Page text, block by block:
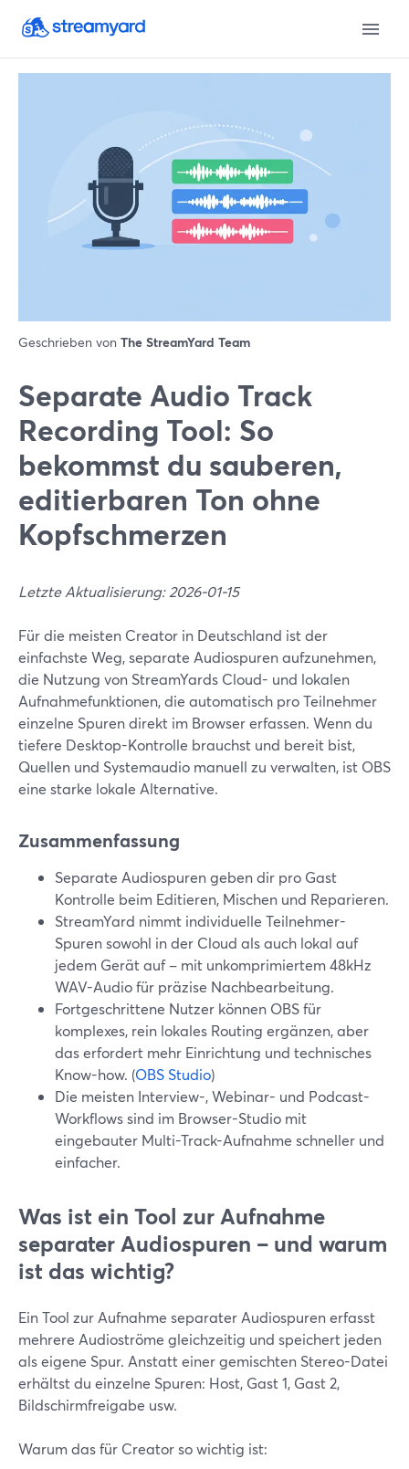
Geschrieben von The StreamYard Team
Separate Audio Track
Recording Tool: So
bekommst du sauberen,
editierbaren Ton ohne
Kopfschmerzen
Letzte Aktualisierung: 2026-01-15
Für die meisten Creator in Deutschland ist der
einfachste Weg, separate Audiospuren aufzunehmen,
die Nutzung von StreamYards Cloud- und lokalen
Aufnahmefunktionen, die automatisch pro Teilnehmer
einzelne Spuren direkt im Browser erfassen. Wenn du
tiefere Desktop-Kontrolle brauchst und bereit bist,
Quellen und Systemaudio manuell zu verwalten, ist OBS
eine starke lokale Alternative.
Zusammenfassung
Separate Audiospuren geben dir pro Gast
Kontrolle beim Editieren, Mischen und Reparieren.
StreamYard nimmt individuelle Teilnehmer-
Spuren sowohl in der Cloud als auch lokal auf
jedem Gerät auf – mit unkomprimiertem 48kHz
WAV-Audio für präzise Nachbearbeitung.
Fortgeschrittene Nutzer können OBS für
komplexes, rein lokales Routing ergänzen, aber
das erfordert mehr Einrichtung und technisches
Know-how. (OBS Studio)
Die meisten Interview-, Webinar- und Podcast-
Workflows sind im Browser-Studio mit
eingebauter Multi-Track-Aufnahme schneller und
einfacher.
Was ist ein Tool zur Aufnahme
separater Audiospuren – und warum
ist das wichtig?
Ein Tool zur Aufnahme separater Audiospuren erfasst
mehrere Audioströme gleichzeitig und speichert jeden
als eigene Spur. Anstatt einer gemischten Stereo-Datei
erhältst du einzelne Spuren: Host, Gast 1, Gast 2,
Bildschirmfreigabe usw.
Warum das für Creator so wichtig ist: